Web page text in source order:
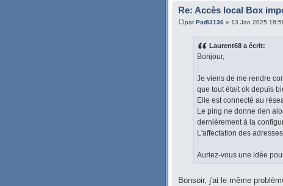
Re: Accès local Box
parPat83136 » 13 Jan 2025
Laurent68 a écrit:
Bonjour,
Je viens de me rendre
que tout était ok depuis
Elle est connecté au
Le ping ne donne rien
dernièrement à la
L'affectation des
Auriez-vous une idée
Bonsoir, j'ai le même